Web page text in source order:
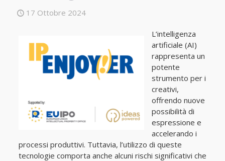
17 Ottobre 2024
L’intelligenza
artificiale (AI)
rappresenta un
potente
strumento per i
creativi,
offrendo nuove
possibilità di
espressione e
accelerando i
processi produttivi. Tuttavia, l’utilizzo di queste
tecnologie comporta anche alcuni rischi significativi che